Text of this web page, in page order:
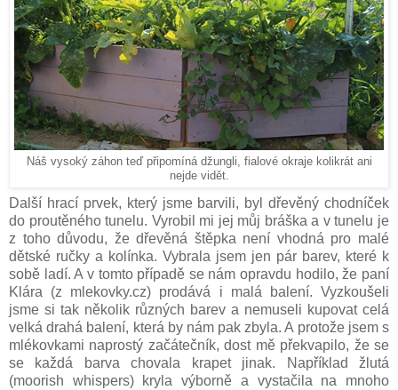
Náš vysoký záhon teď připomíná džungli, fialové okraje kolikrát ani
nejde vidět.
Další hrací prvek, který jsme barvili, byl dřevěný chodníček
do proutěného tunelu. Vyrobil mi jej můj bráška a v tunelu je
z toho důvodu, že dřevěná štěpka není vhodná pro malé
dětské ručky a kolínka. Vybrala jsem jen pár barev, které k
sobě ladí. A v tomto případě se nám opravdu hodilo, že paní
Klára (z mlekovky.cz) prodává i malá balení. Vyzkoušeli
jsme si tak několik různých barev a nemuseli kupovat celá
velká drahá balení, která by nám pak zbyla. A protože jsem s
mlékovkami naprostý začátečník, dost mě překvapilo, že se
se každá barva chovala krapet jinak. Například žlutá
(moorish whispers) kryla výborně a vystačila na mnoho